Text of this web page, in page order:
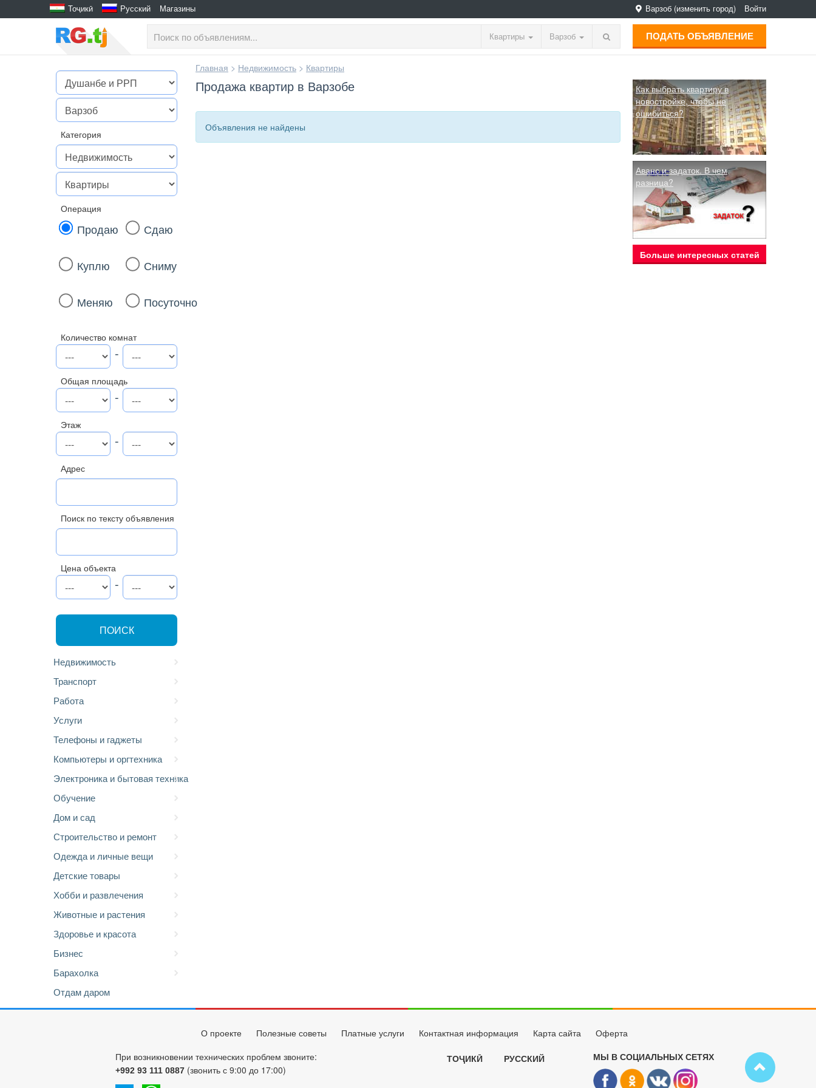
Тоҷикӣ Русский Магазины Варзоб (изменить город) Войти
Квартиры Варзоб ПОДАТЬ ОБЪЯВЛЕНИЕ
Категория
Операция
Продаю Сдаю
Куплю Сниму
Меняю Посуточно
Количество комнат
-
Общая площадь
-
Этаж
-
Адрес
Поиск по тексту объявления
Цена объекта
-
ПОИСК
Недвижимость
Транспорт
Работа
Услуги
Телефоны и гаджеты
Компьютеры и оргтехника
Электроника и бытовая техника
Обучение
Дом и сад
Строительство и ремонт
Одежда и личные вещи
Детские товары
Хобби и развлечения
Животные и растения
Здоровье и красота
Бизнес
Барахолка
Отдам даром
Главная > Недвижимость > Квартиры
Продажа квартир в Варзобе
Объявления не найдены
Как выбрать квартиру в
новостройке, чтобы не
ошибиться?
Аванс и задаток. В чем
разница?
Больше интересных статей
О проекте Полезные советы Платные услуги Контактная информация Карта сайта Оферта
При возникновении технических проблем звоните:
+992 93 111 0887 (звонить с 9:00 до 17:00)
ТОҶИКӢ РУССКИЙ МЫ В СОЦИАЛЬНЫХ СЕТЯХ